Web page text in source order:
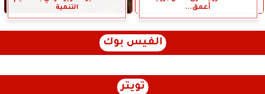
أعمق...
التنمية
الفيس بوك
تويتر